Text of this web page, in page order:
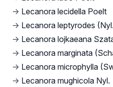
→ Lecanora lecidella Poelt
→ Lecanora leptyrodes
→ Lecanora lojkaeana
→ Lecanora marginata
→ Lecanora microphylla
→ Lecanora mughicola Nyl.